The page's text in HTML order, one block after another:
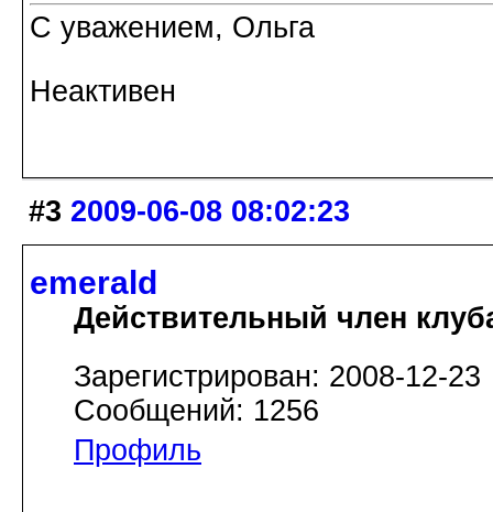
С уважением, Ольга
Неактивен
#3 2009-06-08 08:02:23
emerald
Действительный член
Зарегистрирован: 2008-12-23
Сообщений: 1256
Профиль